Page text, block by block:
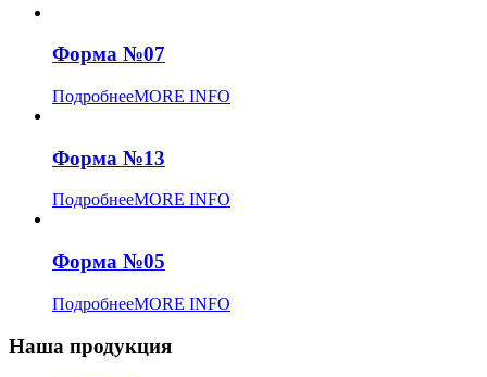
Форма №07
ПодробнееMORE INFO
Форма №13
ПодробнееMORE INFO
Форма №05
ПодробнееMORE INFO
Наша продукция